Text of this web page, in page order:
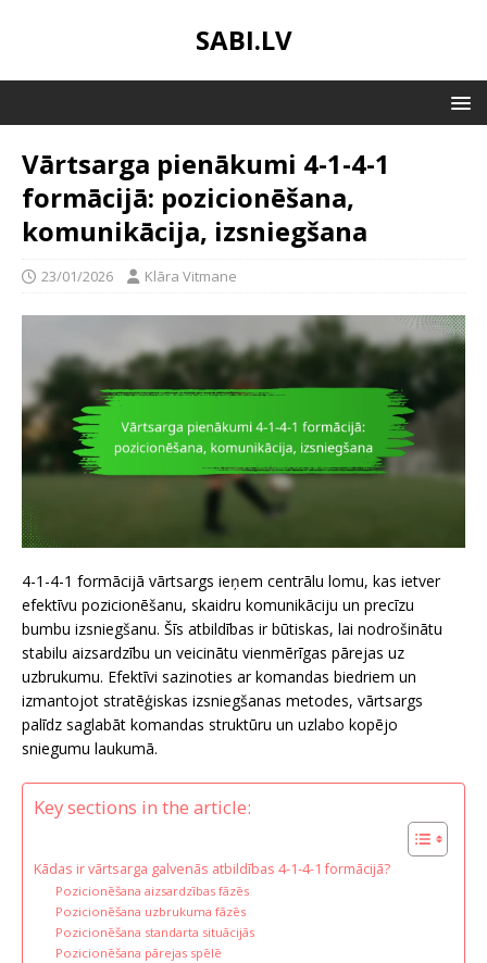
SABI.LV
Vārtsarga pienākumi 4-1-4-1
formācijā: pozicionēšana,
komunikācija, izsniegšana
23/01/2026 Klāra Vitmane
4-1-4-1 formācijā vārtsargs ieņem centrālu lomu, kas ietver
efektīvu pozicionēšanu, skaidru komunikāciju un precīzu
bumbu izsniegšanu. Šīs atbildības ir būtiskas, lai nodrošinātu
stabilu aizsardzību un veicinātu vienmērīgas pārejas uz
uzbrukumu. Efektīvi sazinoties ar komandas biedriem un
izmantojot stratēģiskas izsniegšanas metodes, vārtsargs
palīdz saglabāt komandas struktūru un uzlabo kopējo
sniegumu laukumā.
Key sections in the article:
Kādas ir vārtsarga galvenās atbildības 4-1-4-1 formācijā?
Pozicionēšana aizsardzības fāzēs
Pozicionēšana uzbrukuma fāzēs
Pozicionēšana standarta situācijās
Pozicionēšana pārejas spēlē